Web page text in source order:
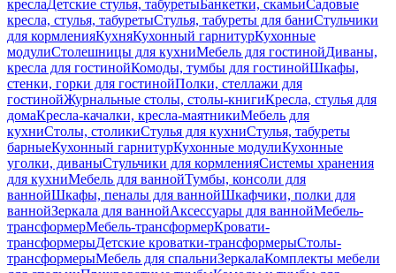
креслаДетские стулья, табуретыБанкетки, скамьиСадовые
кресла, стулья, табуретыСтулья, табуреты для баниСтульчики
для кормленияКухняКухонный гарнитурКухонные
модулиСтолешницы для кухниМебель для гостинойДиваны,
кресла для гостинойКомоды, тумбы для гостинойШкафы,
стенки, горки для гостинойПолки, стеллажи для
гостинойЖурнальные столы, столы-книгиКресла, стулья для
домаКресла-качалки, кресла-маятникиМебель для
кухниСтолы, столикиСтулья для кухниСтулья, табуреты
барныеКухонный гарнитурКухонные модулиКухонные
уголки, диваныСтульчики для кормленияСистемы хранения
для кухниМебель для ваннойТумбы, консоли для
ваннойШкафы, пеналы для ваннойШкафчики, полки для
ваннойЗеркала для ваннойАксессуары для ваннойМебель-
трансформерМебель-трансформерКровати-
трансформерыДетские кроватки-трансформерыСтолы-
трансформерыМебель для спальниЗеркалаКомплекты мебели